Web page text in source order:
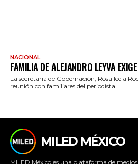
NACIONAL
FAMILIA DE ALEJANDRO LEYVA
La secretaria de Gobernación, Rosa Icela
reunión con familiares del periodista...
MILED MÉXICO
MILED México es una plataforma de